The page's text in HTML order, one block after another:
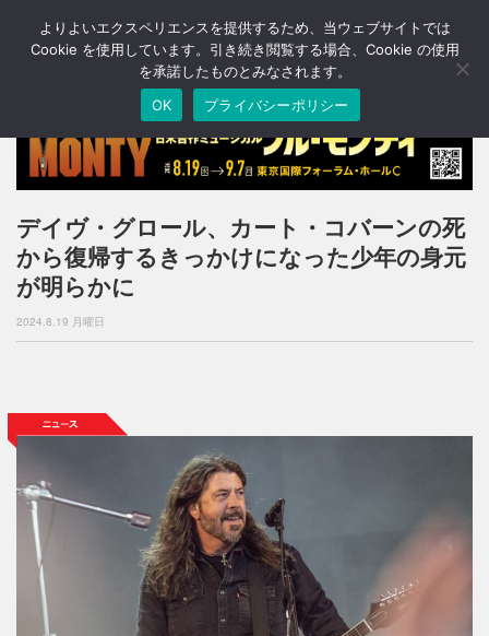
T
o
n
a
v
i
g
a
n
デイヴ・グロール、カート・コバーンの死
から復帰するきっかけになった少年の身元
が明らかに
2024.8.19 月曜日
よりよいエクスペリエンスを提供するため、当ウェブサイトでは
Cookie を使用しています。引き続き閲覧する場合、Cookie の使用
を承諾したものとみなされます。
OK
プライバシーポリシー